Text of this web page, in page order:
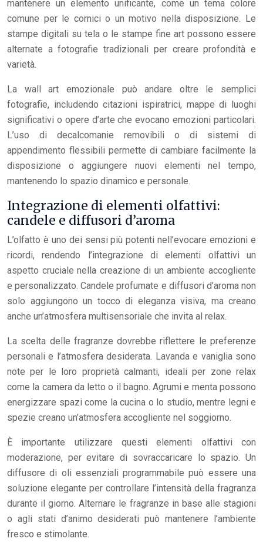
mantenere un elemento unificante, come un tema colore
comune per le cornici o un motivo nella disposizione. Le
stampe digitali su tela o le stampe fine art possono essere
alternate a fotografie tradizionali per creare profondità e
varietà.
La wall art emozionale può andare oltre le semplici
fotografie, includendo citazioni ispiratrici, mappe di luoghi
significativi o opere d’arte che evocano emozioni particolari.
L’uso di decalcomanie removibili o di sistemi di
appendimento flessibili permette di cambiare facilmente la
disposizione o aggiungere nuovi elementi nel tempo,
mantenendo lo spazio dinamico e personale.
Integrazione di elementi olfattivi:
candele e diffusori d’aroma
L’olfatto è uno dei sensi più potenti nell’evocare emozioni e
ricordi, rendendo l’integrazione di elementi olfattivi un
aspetto cruciale nella creazione di un ambiente accogliente
e personalizzato. Candele profumate e diffusori d’aroma non
solo aggiungono un tocco di eleganza visiva, ma creano
anche un’atmosfera multisensoriale che invita al relax.
La scelta delle fragranze dovrebbe riflettere le preferenze
personali e l’atmosfera desiderata. Lavanda e vaniglia sono
note per le loro proprietà calmanti, ideali per zone relax
come la camera da letto o il bagno. Agrumi e menta possono
energizzare spazi come la cucina o lo studio, mentre legni e
spezie creano un’atmosfera accogliente nel soggiorno.
È importante utilizzare questi elementi olfattivi con
moderazione, per evitare di sovraccaricare lo spazio. Un
diffusore di oli essenziali programmabile può essere una
soluzione elegante per controllare l’intensità della fragranza
durante il giorno. Alternare le fragranze in base alle stagioni
o agli stati d’animo desiderati può mantenere l’ambiente
fresco e stimolante.